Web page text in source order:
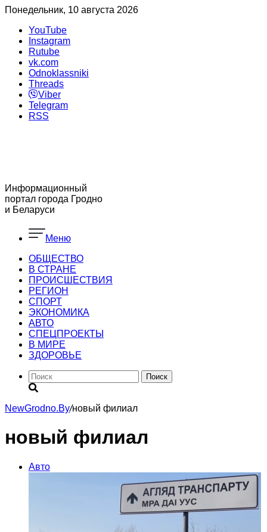
Понедельник, 10 августа 2026
YouTube
Instagram
Rutube
vk.com
Odnoklassniki
Threads
Viber
Telegram
RSS
Информационный
портал города Гродно
и Беларуси
Меню
ОБЩЕСТВО
В СТРАНЕ
ПРОИСШЕСТВИЯ
РЕГИОН
CПОРТ
ЭКОНОМИКА
АВТО
СПЕЦПРОЕКТЫ
В МИРЕ
ЗДОРОВЬЕ
Поиск
NewGrodno.By/новый филиал
новый филиал
Авто